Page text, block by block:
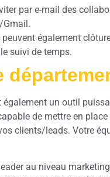
par e-mail des
Gmail.
également
suivi de temps.
également un outil
de mettre en
clients/leads. Votre
au niveau